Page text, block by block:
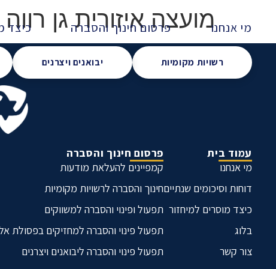
מי אנחנו פרסום חינוך והסברה כיצד
רשויות מקומיות יבואנים ויצרנים
מועצה איזורית גן
עמוד בית
מי אנחנו
דוחות וסיכומים שנתיים
כיצד מוסרים למיחזור
בלוג
צור קשר
פרסום חינוך והסברה
קמפיינים להעלאת מודעות
חינוך והסברה לרשויות מקומיות
תפעול ופינוי והסברה למשווקים
תפעול פינוי והסברה למחזיקים בפסולת
תפעול פינוי והסברה ליבואנים ויצרנים